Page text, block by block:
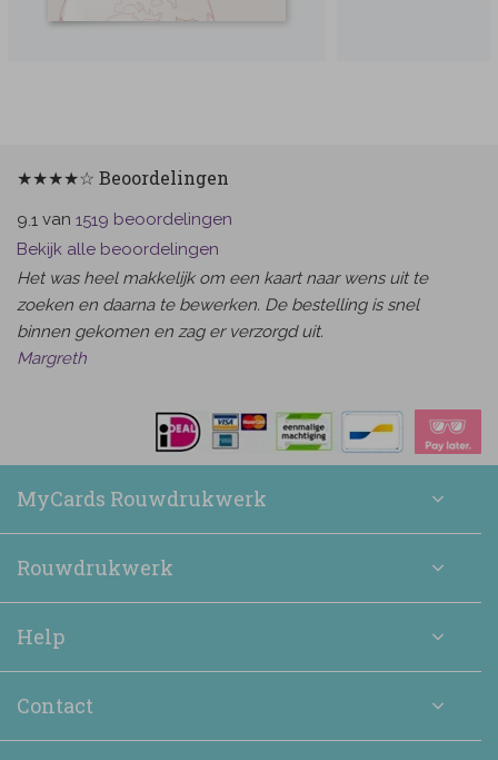
★★★★☆ Beoordelingen
9.1 van 1519 beoordelingen
Bekijk alle beoordelingen
Het was heel makkelijk om een kaart naar wens uit te
zoeken en daarna te bewerken. De bestelling is snel
binnen gekomen en zag er verzorgd uit.
Margreth
MyCards Rouwdrukwerk
Rouwdrukwerk
Help
Contact